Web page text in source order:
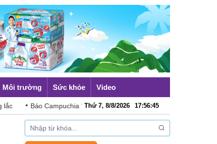
Môi trường Sức khỏe Video
‘dè chừng’ Xuân Son Australia đề cao hợp tác với Việt
Thứ 7, 8/8/2026 17:56:48